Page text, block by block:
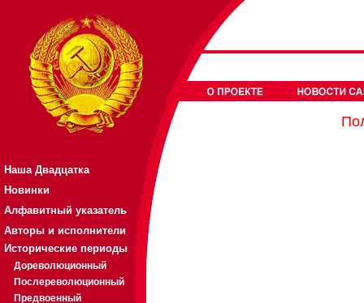
Наша Двадцатка
Новинки
Алфавитный указатель
Авторы и исполнители
Исторические периоды
Дореволюционный
Послереволюционный
Предвоенный